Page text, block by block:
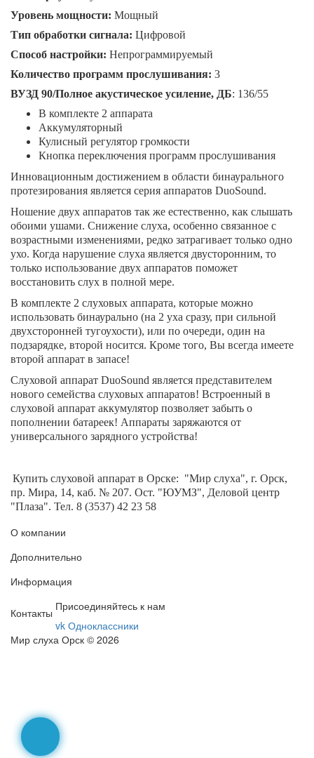
Уровень мощности: Мощный
Тип обработки сигнала: Цифровой
Способ настройки: Непрограммируемый
Количество программ прослушивания: 3
ВУЗД 90/Полное акустическое усиление, ДБ: 136/55
В комплекте 2 аппарата
Аккумуляторный
Кулисный регулятор громкости
Кнопка переключения программ прослушивания
Инновационным достижением в области бинаурального
протезирования является серия аппаратов DuoSound.
Ношение двух аппаратов так же естественно, как слышать
обоими ушами. Снижение слуха, особенно связанное с
возрастными изменениями, редко затрагивает только одно
ухо. Когда нарушение слуха является двусторонним, то
только использование двух аппаратов поможет
восстановить слух в полной мере.
В комплекте 2 слуховых аппарата, которые можно
использовать бинаурально (на 2 уха сразу, при сильной
двухсторонней тугоухости), или по очереди, один на
подзарядке, второй носится. Кроме того, Вы всегда имеете
второй аппарат в запасе!
Слуховой аппарат DuoSound является представителем
нового семейства слуховых аппаратов! Встроенный в
слуховой аппарат аккумулятор позволяет забыть о
пополнении батареек! Аппараты заряжаются от
универсального зарядного устройства!
Купить слуховой аппарат в Орске: "Мир слуха", г. Орск,
пр. Мира, 14, каб. № 207. Ост. "ЮУМЗ", Деловой центр
"Плаза". Тел. 8 (3537) 42 23 58
О компании
Дополнительно
Информация
Контакты Присоединяйтесь к нам
vk Одноклассники
Мир слуха Орск © 2026